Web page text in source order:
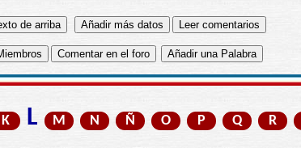
K L M N Ñ O P Q R